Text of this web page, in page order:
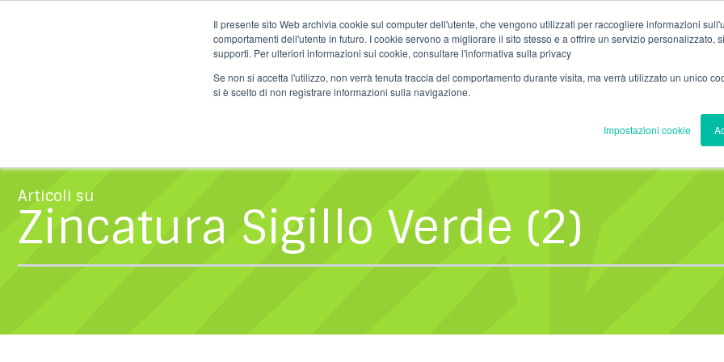
Il presente sito Web archivia cookie sul computer dell'utente, che vengono utilizzati per raccogliere informazioni
comportamenti dell'utente in futuro. I cookie servono a migliorare il sito stesso e a offrire un servizio personalizzato,
supporti. Per ulteriori informazioni sui cookie, consultare l'informativa sulla privacy
Se non si accetta l'utilizzo, non verrà tenuta traccia del comportamento durante visita, ma verrà utilizzato un unico
si è scelto di non registrare informazioni sulla navigazione.
Impostazioni cookie
Salta
HOME AZIENDA TRATTAMENTI SERVIZI
Articoli su
Zincatura Sigillo Verde (2)